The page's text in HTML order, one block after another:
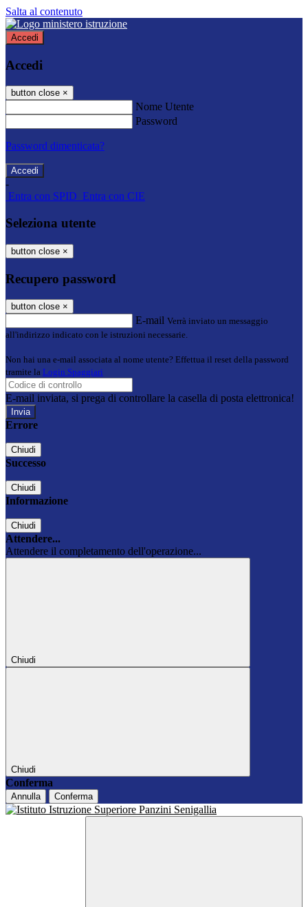
Salta al contenuto
Accedi
Accedi
button close ×
Nome Utente
Password
Password dimenticata?
-
Entra con SPID Entra con CIE
Seleziona utente
button close ×
Recupero password
button close ×
E-mail Verrà inviato un messaggio
all'indirizzo indicato con le istruzioni necessarie.
Non hai una e-mail associata al nome utente? Effettua il reset della password
tramite la Login Spaggiari
E-mail inviata, si prega di controllare la casella di posta elettronica!
Errore
Chiudi
Successo
Chiudi
Informazione
Chiudi
Attendere...
Attendere il completamento dell'operazione...
Chiudi
Chiudi
Conferma
Annulla Conferma